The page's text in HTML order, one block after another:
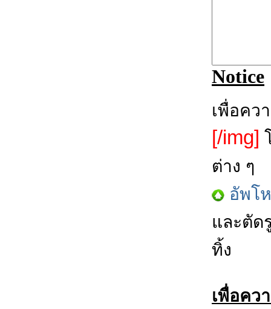
Notice
เพื่อคว
[/img]
ต่าง ๆ
อัพโ
และตัด
ทิ้ง
เพื่อคว